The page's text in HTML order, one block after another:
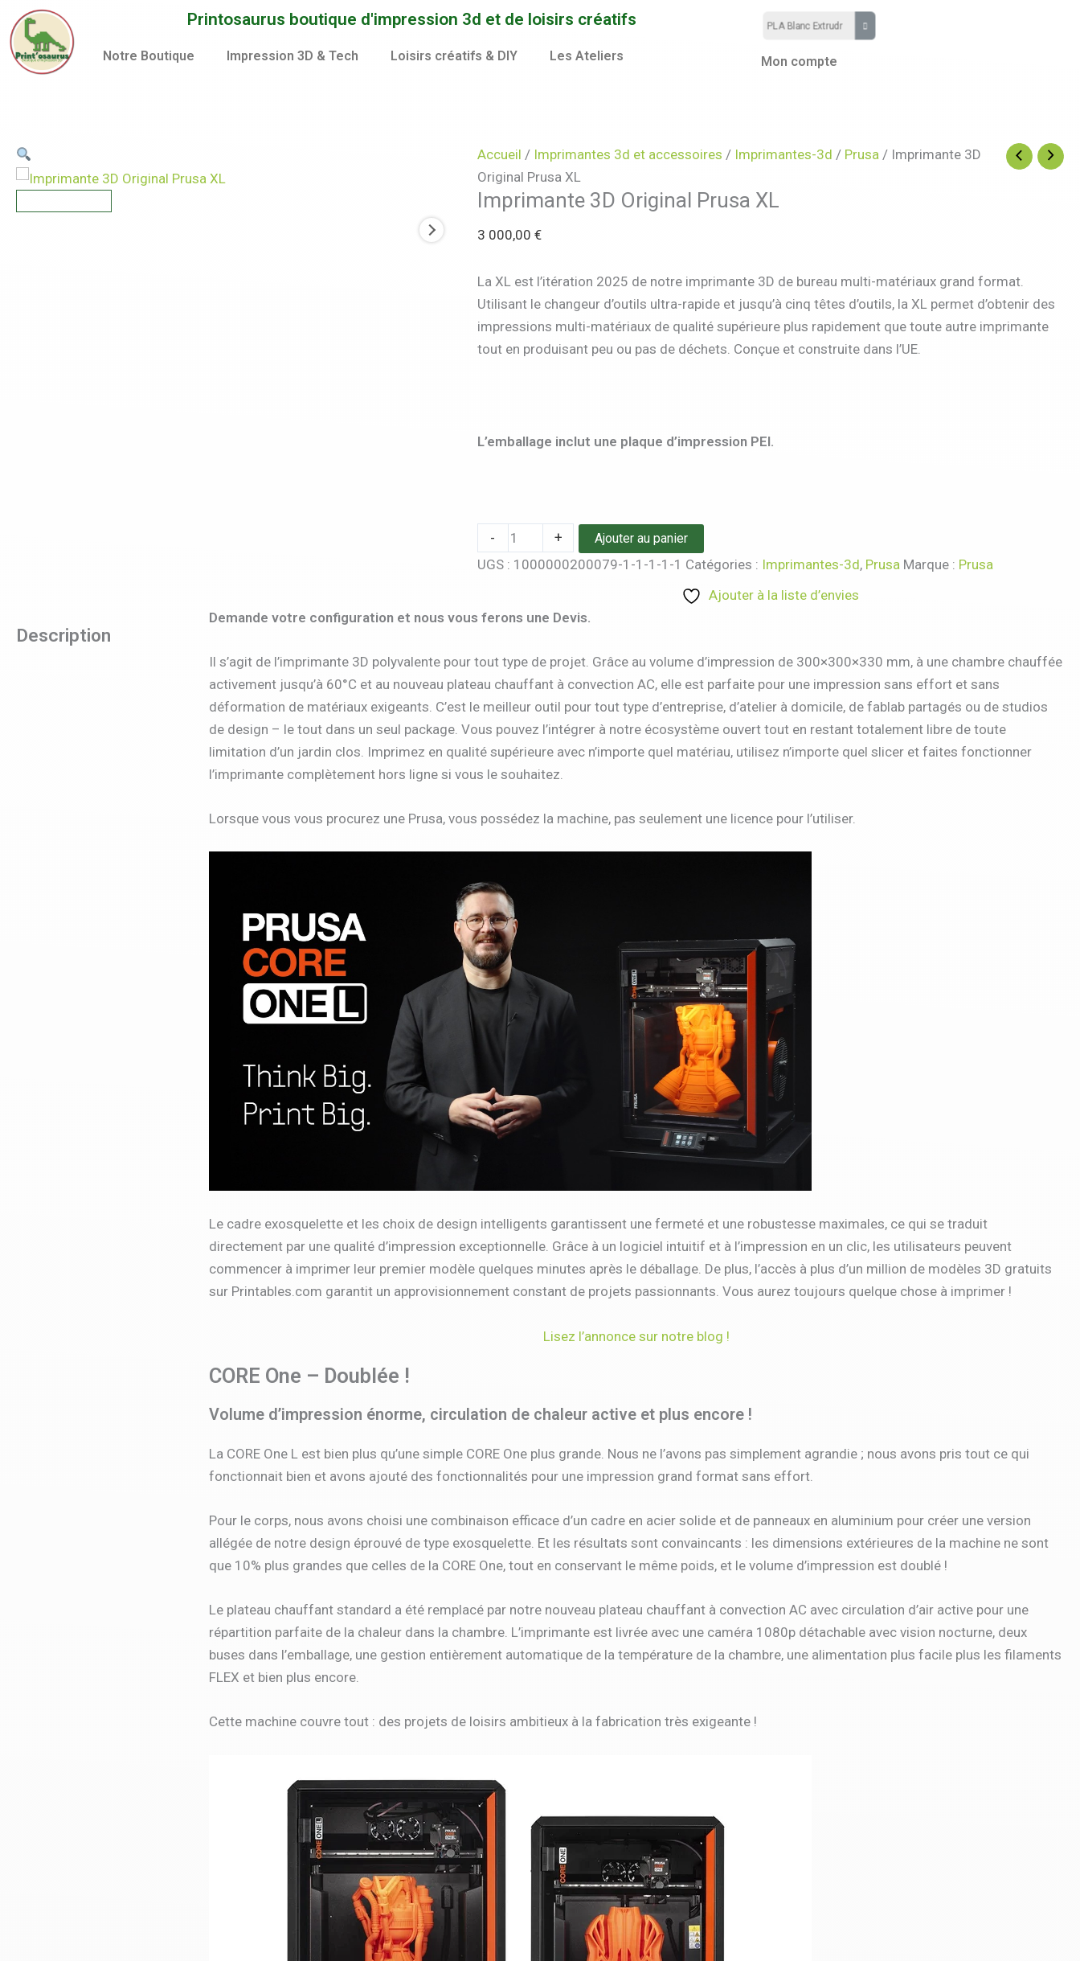
Aller
au
contenu
Printosaurus boutique d'impression 3d et de loisirs créatifs
Notre Boutique Impression 3D & Tech Loisirs créatifs & DIY Les Ateliers Mon compte
Accueil / Imprimantes 3d et accessoires / Imprimantes-3d / Prusa/ Imprimante 3D
Original Prusa XL
Imprimante 3D Original Prusa XL
3 000,00 €
La XL est l’itération 2025 de notre imprimante 3D de bureau multi-matériaux grand format.
Utilisant le changeur d’outils ultra-rapide et jusqu’à cinq têtes d’outils, la XL permet d’obtenir des
impressions multi-matériaux de qualité supérieure plus rapidement que toute autre imprimante
tout en produisant peu ou pas de déchets. Conçue et construite dans l’UE.
L’emballage inclut une plaque d’impression PEI.
-
quantité
Imprimante
XL
+ Ajouter au panier
UGS : 1000000200079-1-1-1-1-1 Catégories : Imprimantes-3d, Prusa Marque : Prusa
Ajouter à la liste d’envies
Description
Demande votre configuration et nous vous ferons une Devis.
Il s’agit de l’imprimante 3D polyvalente pour tout type de projet. Grâce au volume d’impression de 300×300×330 mm, à une chambre chauffée
activement jusqu’à 60°C et au nouveau plateau chauffant à convection AC, elle est parfaite pour une impression sans effort et sans
déformation de matériaux exigeants. C’est le meilleur outil pour tout type d’entreprise, d’atelier à domicile, de fablab partagés ou de studios
de design – le tout dans un seul package. Vous pouvez l’intégrer à notre écosystème ouvert tout en restant totalement libre de toute
limitation d’un jardin clos. Imprimez en qualité supérieure avec n’importe quel matériau, utilisez n’importe quel slicer et faites fonctionner
l’imprimante complètement hors ligne si vous le souhaitez.
Lorsque vous vous procurez une Prusa, vous possédez la machine, pas seulement une licence pour l’utiliser.
Le cadre exosquelette et les choix de design intelligents garantissent une fermeté et une robustesse maximales, ce qui se traduit
directement par une qualité d’impression exceptionnelle. Grâce à un logiciel intuitif et à l’impression en un clic, les utilisateurs peuvent
commencer à imprimer leur premier modèle quelques minutes après le déballage. De plus, l’accès à plus d’un million de modèles 3D gratuits
sur Printables.com garantit un approvisionnement constant de projets passionnants. Vous aurez toujours quelque chose à imprimer !
Lisez l’annonce sur notre blog !
CORE One – Doublée !
Volume d’impression énorme, circulation de chaleur active et plus encore !
La CORE One L est bien plus qu’une simple CORE One plus grande. Nous ne l’avons pas simplement agrandie ; nous avons pris tout ce qui
fonctionnait bien et avons ajouté des fonctionnalités pour une impression grand format sans effort.
Pour le corps, nous avons choisi une combinaison efficace d’un cadre en acier solide et de panneaux en aluminium pour créer une version
allégée de notre design éprouvé de type exosquelette. Et les résultats sont convaincants : les dimensions extérieures de la machine ne sont
que 10% plus grandes que celles de la CORE One, tout en conservant le même poids, et le volume d’impression est doublé !
Le plateau chauffant standard a été remplacé par notre nouveau plateau chauffant à convection AC avec circulation d’air active pour une
répartition parfaite de la chaleur dans la chambre. L’imprimante est livrée avec une caméra 1080p détachable avec vision nocturne, deux
buses dans l’emballage, une gestion entièrement automatique de la température de la chambre, une alimentation plus facile plus les filaments
FLEX et bien plus encore.
Cette machine couvre tout : des projets de loisirs ambitieux à la fabrication très exigeante !